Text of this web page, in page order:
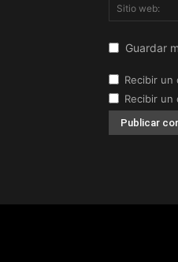
Guardar
Recibir
Recibir un